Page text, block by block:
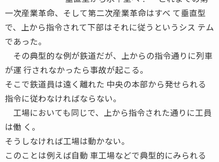
一次産業革命、そして第二次産業革命はすべ て垂直型
で、上から指令されて下部はそれに従うというシス テム
であった。
その典型的な例が鉄道だが、上からの指令通りに列車
が運 行されなかったら事故が起こる。
そこで鉄道員は遠く離れた 中央の本部から発せられる
指令に従わなければならない。
工場においても同じで、上から指令された通りに工員
は働 く。
そうしなければ工場は動かない。
このことは例えば自動 車工場などで典型的にみられる